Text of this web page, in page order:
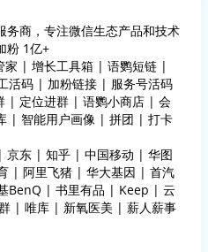
务商，专注微信生态产品和技术
粉 1亿+
家 | 增长工具箱 | 语鹦短链 |
活码 | 加粉链接 | 服务号活码
| 定位进群 | 语鹦小商店 | 会
| 智能用户画像 | 拼团 | 打卡
京东 | 知乎 | 中国移动 | 华图
| 阿里飞猪 | 华大基因 | 首汽
BenQ | 书里有品 | Keep | 云
| 唯库 | 新氧医美 | 薪人薪事